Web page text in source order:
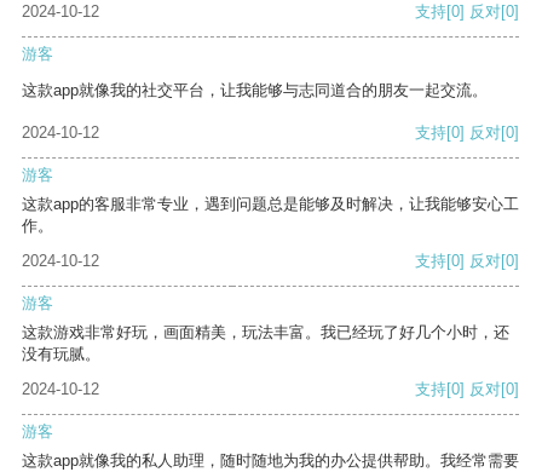
2024-10-12 支持[0] 反对[0]
游客
这款app就像我的社交平台，让我能够与志同道合的朋友一起交流。
2024-10-12 支持[0] 反对[0]
游客
这款app的客服非常专业，遇到问题总是能够及时解决，让我能够安心工
作。
2024-10-12
支持[0] 反对[0]
游客
这款游戏非常好玩，画面精美，玩法丰富。我已经玩了好几个小时，还
没有玩腻。
2024-10-12
支持[0] 反对[0]
游客
这款app就像我的私人助理，随时随地为我的办公提供帮助。我经常需要